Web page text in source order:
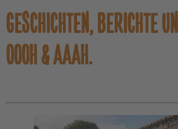
GESCHICHTEN, BERICHTE
OOOH & AAAH.